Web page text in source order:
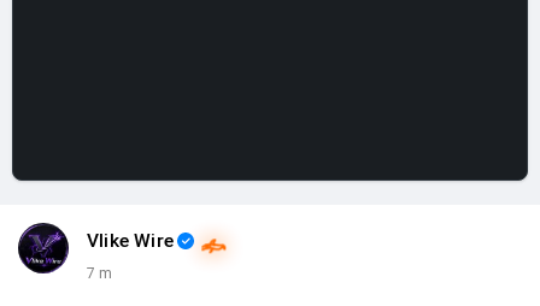
Vlike Wire
7 m